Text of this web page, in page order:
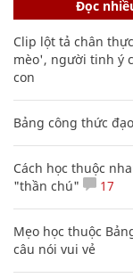
Đọc
Clip lột tả chân
mèo', người tinh ý
con
Bảng công thức
Cách học thuộc
"thần chú"
17
Mẹo học thuộc
câu nói vui vẻ